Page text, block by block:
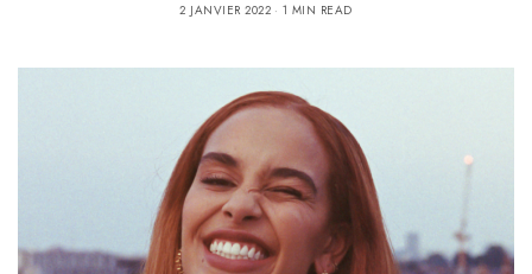
2 JANVIER 2022 1 MIN READ